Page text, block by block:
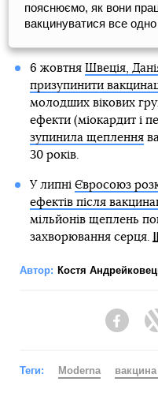
пояснюємо, як вони
вакцинуватися все
6 жовтня Швеція,
призупинити
молодших вікових
ефекти (міокардит і
зупинила щеплення
30 років.
У липні Євросоюз
ефектів після
мільйонів щеплень
захворювання серця.
Автор: Костя
Теги: Moderna